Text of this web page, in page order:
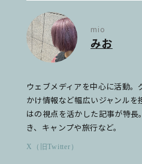
mio
みお
ウェブメディアを中心に活動
かけ情報など幅広いジャンル
はの視点を活かした記事が特
き、キャンプや旅行など。
X（旧Twitter）